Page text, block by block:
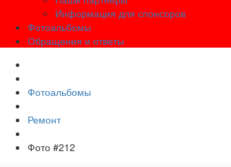
Информация для спонсоров
Фотоальбомы
Обращения и ответы
Фотоальбомы
Ремонт
Фото #212